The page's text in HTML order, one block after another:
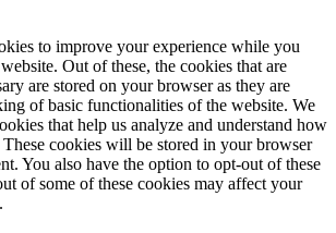
to improve your experience while you
Out of these, the cookies that are
are stored on your browser as they are
of basic functionalities of the website. We
that help us analyze and understand how
cookies will be stored in your browser
You also have the option to opt-out of these
of some of these cookies may affect your